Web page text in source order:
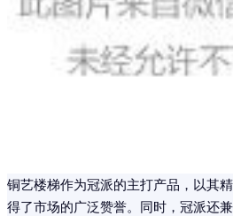
铜艺楼梯作为冠派的主打产品，以其
得了市场的广泛赞誉。同时，冠派还